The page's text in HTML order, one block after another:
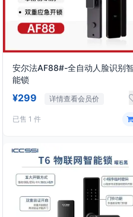
安尔法AF88#-全自动人脸识别智
能锁
¥299 详情查看会员价
已售 1 件